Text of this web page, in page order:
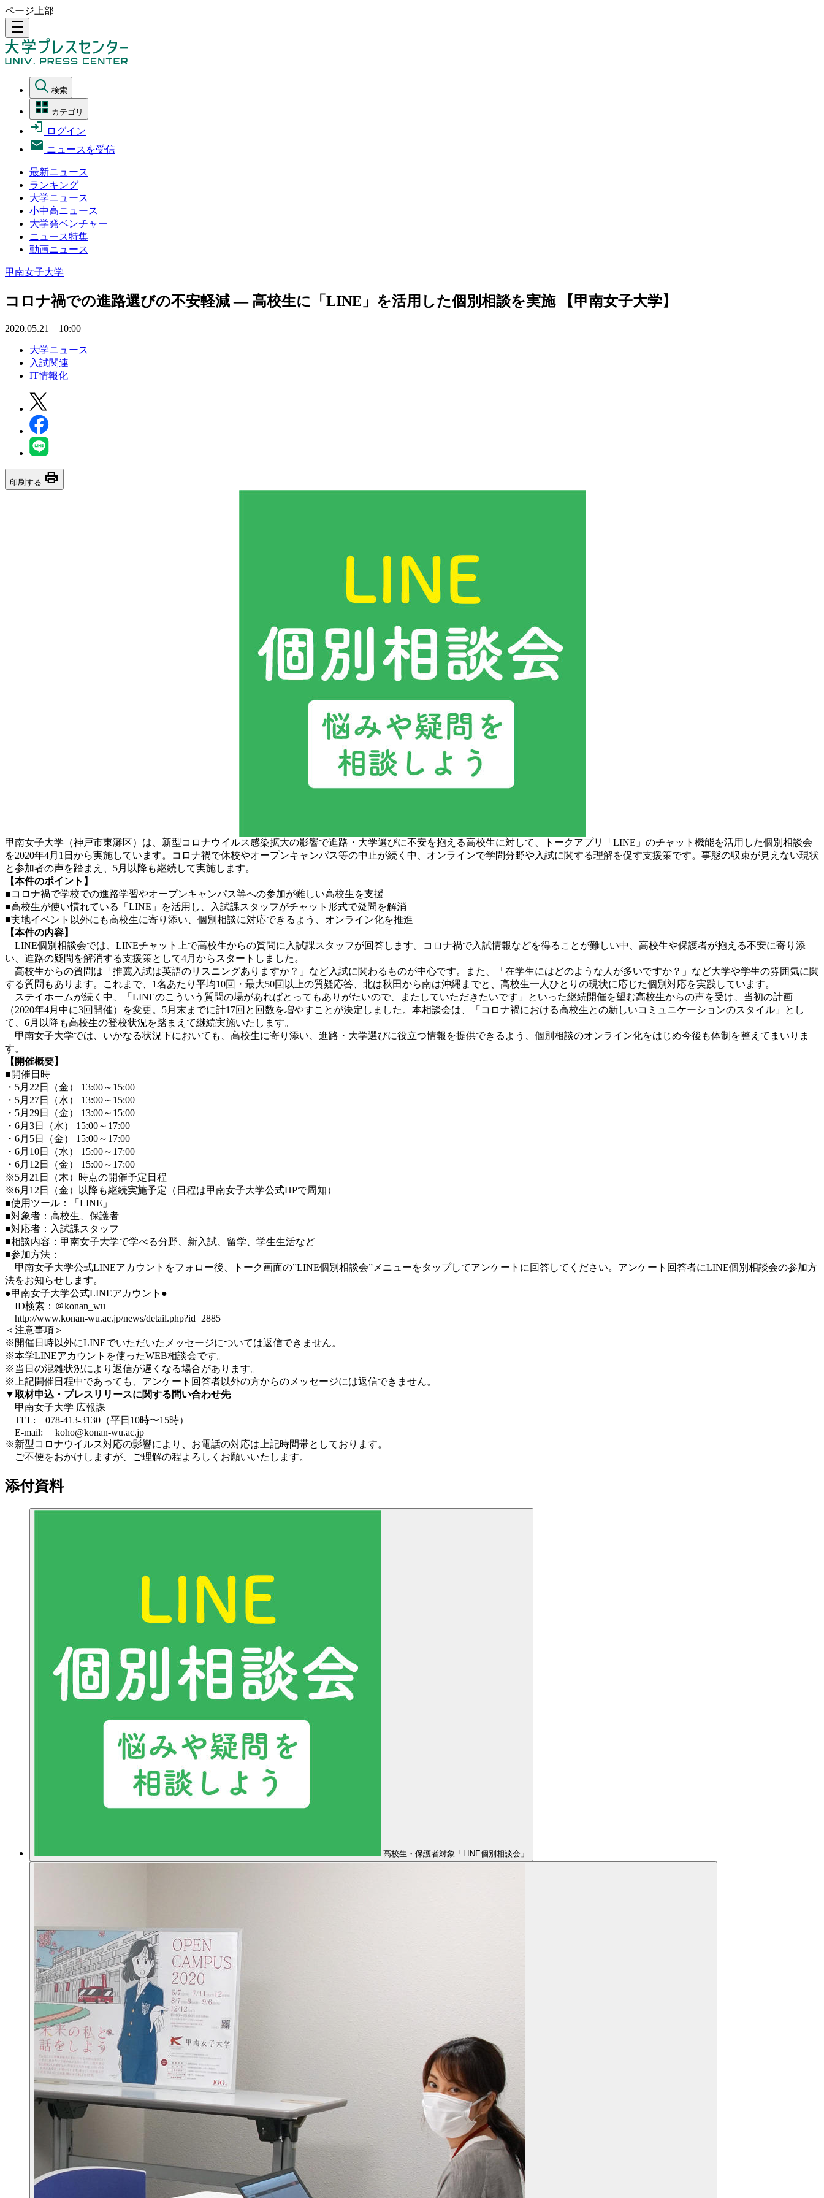
ページ上部
density_medium
検索
カテゴリ
ログイン
ニュースを受信
最新ニュース
ランキング
大学ニュース
小中高ニュース
大学発ベンチャー
ニュース特集
動画ニュース
甲南女子大学
コロナ禍での進路選びの不安軽減 — 高校生に「LINE」を活用した個別相談を実施 【甲南女子大学】
2020.05.21 10:00
大学ニュース
入試関連
IT情報化
印刷する print
甲南女子大学（神戸市東灘区）は、新型コロナウイルス感染拡大の影響で進路・大学選びに不安を抱える高校生に対して、トークアプリ「LINE」のチャット機能を活用した個別相談会
を2020年4月1日から実施しています。コロナ禍で休校やオープンキャンパス等の中止が続く中、オンラインで学問分野や入試に関する理解を促す支援策です。事態の収束が見えない現状
と参加者の声を踏まえ、5月以降も継続して実施します。
【本件のポイント】
■コロナ禍で学校での進路学習やオープンキャンパス等への参加が難しい高校生を支援
■高校生が使い慣れている「LINE」を活用し、入試課スタッフがチャット形式で疑問を解消
■実地イベント以外にも高校生に寄り添い、個別相談に対応できるよう、オンライン化を推進
【本件の内容】
LINE個別相談会では、LINEチャット上で高校生からの質問に入試課スタッフが回答します。コロナ禍で入試情報などを得ることが難しい中、高校生や保護者が抱える不安に寄り添
い、進路の疑問を解消する支援策として4月からスタートしました。
高校生からの質問は「推薦入試は英語のリスニングありますか？」など入試に関わるものが中心です。また、「在学生にはどのような人が多いですか？」など大学や学生の雰囲気に関
する質問もあります。これまで、1名あたり平均10回・最大50回以上の質疑応答、北は秋田から南は沖縄までと、高校生一人ひとりの現状に応じた個別対応を実践しています。
ステイホームが続く中、「LINEのこういう質問の場があればとってもありがたいので、またしていただきたいです」といった継続開催を望む高校生からの声を受け、当初の計画
（2020年4月中に3回開催）を変更。5月末までに計17回と回数を増やすことが決定しました。本相談会は、「コロナ禍における高校生との新しいコミュニケーションのスタイル」とし
て、6月以降も高校生の登校状況を踏まえて継続実施いたします。
甲南女子大学では、いかなる状況下においても、高校生に寄り添い、進路・大学選びに役立つ情報を提供できるよう、個別相談のオンライン化をはじめ今後も体制を整えてまいりま
す。
【開催概要】
■開催日時
・5月22日（金） 13:00～15:00
・5月27日（水） 13:00～15:00
・5月29日（金） 13:00～15:00
・6月3日（水） 15:00～17:00
・6月5日（金） 15:00～17:00
・6月10日（水） 15:00～17:00
・6月12日（金） 15:00～17:00
※5月21日（木）時点の開催予定日程
※6月12日（金）以降も継続実施予定（日程は甲南女子大学公式HPで周知）
■使用ツール：「LINE」
■対象者：高校生、保護者
■対応者：入試課スタッフ
■相談内容：甲南女子大学で学べる分野、新入試、留学、学生生活など
■参加方法：
甲南女子大学公式LINEアカウントをフォロー後、トーク画面の”LINE個別相談会”メニューをタップしてアンケートに回答してください。アンケート回答者にLINE個別相談会の参加方
法をお知らせします。
●甲南女子大学公式LINEアカウント●
ID検索：＠konan_wu
http://www.konan-wu.ac.jp/news/detail.php?id=2885
＜注意事項＞
※開催日時以外にLINEでいただいたメッセージについては返信できません。
※本学LINEアカウントを使ったWEB相談会です。
※当日の混雑状況により返信が遅くなる場合があります。
※上記開催日程中であっても、アンケート回答者以外の方からのメッセージには返信できません。
▼取材申込・プレスリリースに関する問い合わせ先
甲南女子大学 広報課
TEL: 078-413-3130（平日10時〜15時）
E-mail: koho@konan-wu.ac.jp
※新型コロナウイルス対応の影響により、お電話の対応は上記時間帯としております。
ご不便をおかけしますが、ご理解の程よろしくお願いいたします。
添付資料
高校生・保護者対象「LINE個別相談会」